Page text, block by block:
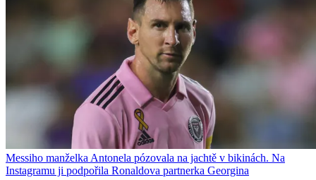
Messiho manželka Antonela pózovala na jachtě v bikinách. Na
Instagramu ji podpořila Ronaldova partnerka Georgina